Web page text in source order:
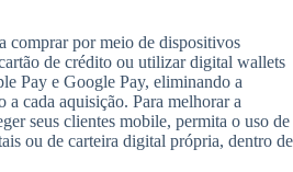
comprar por meio de dispositivos
de crédito ou utilizar digital wallets
Pay e Google Pay, eliminando a
a cada aquisição. Para melhorar a
seus clientes mobile, permita o uso de
ou de carteira digital própria, dentro de